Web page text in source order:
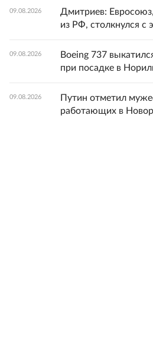
09.08.2026
Дмитриев:
из РФ, столкнулся с
09.08.2026
Boeing 737
при посадке в
09.08.2026
Путин отметил
работающих в